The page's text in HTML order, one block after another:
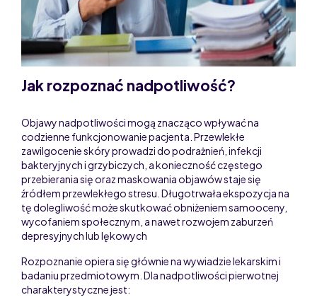
Jak rozpoznać nadpotliwość?
Objawy nadpotliwości mogą znacząco wpływać na
codzienne funkcjonowanie pacjenta. Przewlekłe
zawilgocenie skóry prowadzi do podrażnień, infekcji
bakteryjnych i grzybiczych, a konieczność częstego
przebierania się oraz maskowania objawów staje się
źródłem przewlekłego stresu. Długotrwała ekspozycja na
tę dolegliwość może skutkować obniżeniem samooceny,
wycofaniem społecznym, a nawet rozwojem zaburzeń
depresyjnych lub lękowych
Rozpoznanie opiera się głównie na wywiadzie lekarskim i
badaniu przedmiotowym. Dla nadpotliwości pierwotnej
charakterystyczne jest: